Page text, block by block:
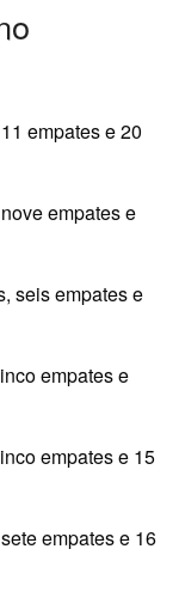
empates e 20
empates e
seis empates e
empates e
empates e 15
empates e 16